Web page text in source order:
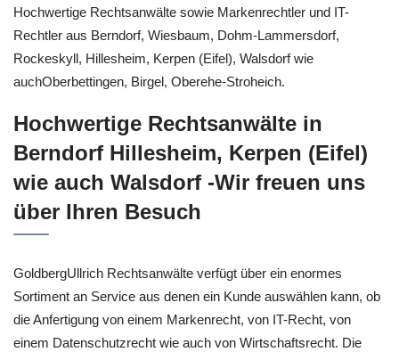
Hochwertige Rechtsanwälte sowie Markenrechtler und IT-
Rechtler aus Berndorf, Wiesbaum, Dohm-Lammersdorf,
Rockeskyll, Hillesheim, Kerpen (Eifel), Walsdorf wie
auchOberbettingen, Birgel, Oberehe-Stroheich.
Hochwertige Rechtsanwälte in
Berndorf Hillesheim, Kerpen (Eifel)
wie auch Walsdorf -Wir freuen uns
über Ihren Besuch
GoldbergUllrich Rechtsanwälte verfügt über ein enormes
Sortiment an Service aus denen ein Kunde auswählen kann, ob
die Anfertigung von einem Markenrecht, von IT-Recht, von
einem Datenschutzrecht wie auch von Wirtschaftsrecht. Die